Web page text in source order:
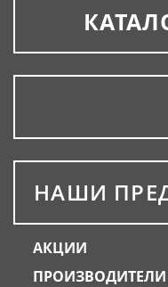
НАШИ
АКЦИИ
ПРОИЗВОДИТЕЛИ